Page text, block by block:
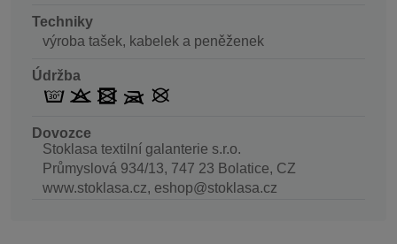
Techniky
výroba tašek, kabelek a peněženek
Údržba
Dovozce
Stoklasa textilní galanterie s.r.o.
Průmyslová 934/13, 747 23 Bolatice, CZ
www.stoklasa.cz, eshop@stoklasa.cz